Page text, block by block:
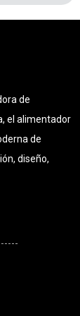
de
el alimentador
de
diseño,